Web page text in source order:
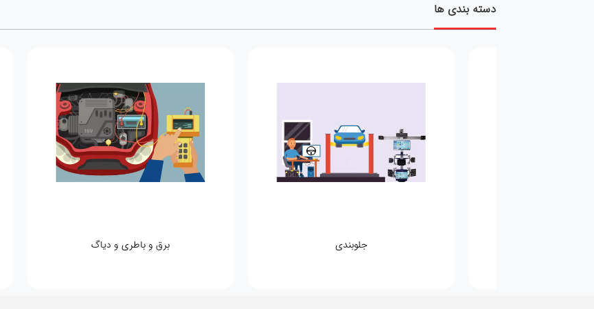
دسته بندی ها
جلوبندی برق و باطری و دیاگ